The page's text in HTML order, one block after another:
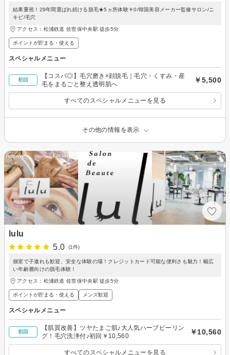
結果重視！29年間選ばれ続ける脱毛★5ヵ所体験￥0/韓国美容メーカー監修サロン/ニ
キビ/毛穴
アクセス：松浦鉄道 佐世保中央駅 徒歩5分
ポイントが貯まる・使える
スペシャルメニュー
初回
【コスパ◎】毛穴磨き×顔脱毛｜毛穴・くすみ・産
毛をまるごと整え透明肌へ
￥5,500
すべてのスペシャルメニューを見る
その他の情報を表示
lulu
5.0
(1件)
個室で子連れも歓迎、安全な体験の場！クレジットカード可能な便利さも魅力！幅広
い年齢層向けの脱毛体験！
アクセス：松浦鉄道 佐世保中央駅 徒歩5分
ポイントが貯まる・使える メンズ歓迎
スペシャルメニュー
初回
【肌質改善】ツヤたまご肌♪大人気ハーブピーリン
グ！毛穴洗浄付♪初回￥10,560
￥10,560
すべてのスペシャルメニューを見る